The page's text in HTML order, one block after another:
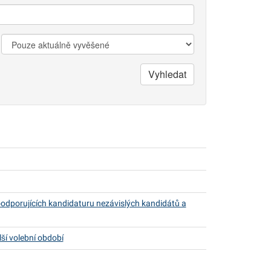
Zobrazit:
Vyhledat
kandidaturu nezávislých kandidátů a
volební období